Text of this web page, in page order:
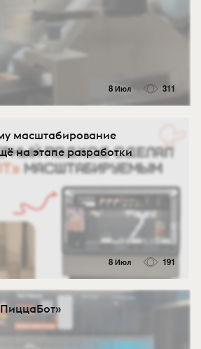
8 Июл 311
масштабирование
на этапе разработки
8 Июл 191